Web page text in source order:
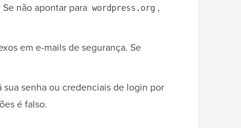
não apontar para wordpress.org ,
em e-mails de segurança. Se
sua senha ou credenciais de login por
é falso.